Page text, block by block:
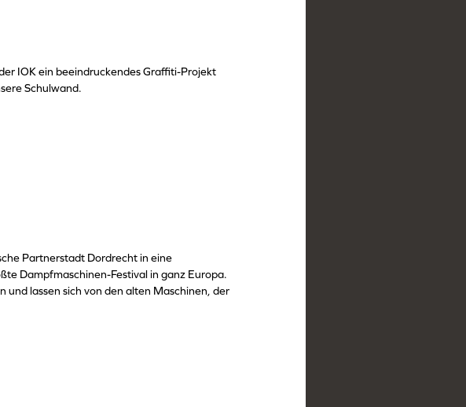
IOK ein beeindruckendes Graffiti-Projekt
Schulwand.
Partnerstadt Dordrecht in eine
Dampfmaschinen-Festival in ganz Europa.
und lassen sich von den alten Maschinen, der